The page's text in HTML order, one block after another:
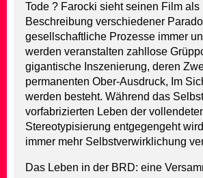
Tode ? Farocki sieht seinen Film als
Beschreibung verschiedener
gesellschaftliche Prozesse immer
werden veranstalten zahllose
gigantische Inszenierung, deren
permanenten Ober-Ausdruck, Im
werden besteht. Während das
vorfabrizierten Leben der
Stereotypisierung entgegengeht
immer mehr Selbstverwirklichung
Das Leben in der BRD: eine